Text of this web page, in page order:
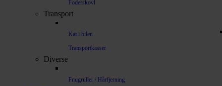
Foderskovl
Transport
Kat i bilen
Transportkasser
Diverse
Fnugruller / Hårfjerning